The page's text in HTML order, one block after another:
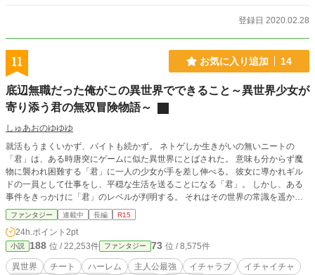
登録日 2020.02.28
11 お気に入り追加 14
底辺無職だった俺がこの異世界でできること～異世界少女が
寄り添う君の無双冒険物語～
しゅあおのゆゆゆ
就活もうまくいかず、バイトも続かず。 ネトゲしか生きがいの無いニートの
「君」は、ある時唐突にゲームに似た異世界にとばされた。 意味も分からず魔
物に襲われ困難する「君」に一人の少女が手を差し伸べる。 彼女に導かれギル
ドの一員として仕事をし、平穏な生活を送ることになる「君」。 しかし、ある
事件をきっかけに「君」のレベルが判明する。 それはその世界の常識を遥かに
凌駕するものだった── これは、持たざるものだった「君」と、異世界の少女達
が紡ぐ、一つの冒険物語。
ファンタジー 連載中 長編 R15
24h.ポイント 2pt
小説 188 位 / 22,253件 ファンタジー 73 位 / 8,575件
異世界 チート ハーレム 主人公最強 イチャラブ
イチャイチャ